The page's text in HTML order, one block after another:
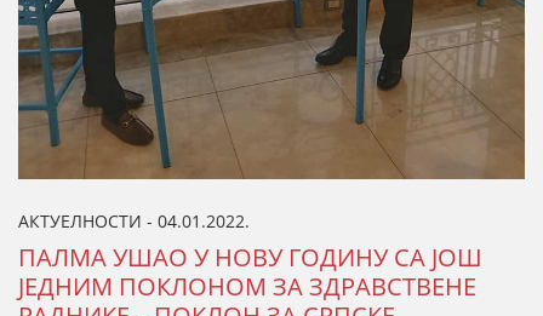
АКТУЕЛНОСТИ - 04.01.2022.
ПАЛМА УШАО У НОВУ ГОДИНУ СА ЈОШ
ЈЕДНИМ ПОКЛОНОМ ЗА ЗДРАВСТВЕНЕ